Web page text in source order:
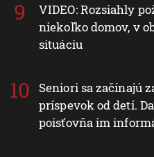
VIDEO: Rozsiahly
niekoľko domov, v
situáciu
Seniori sa začínajú
príspevok od detí.
poisťovňa im